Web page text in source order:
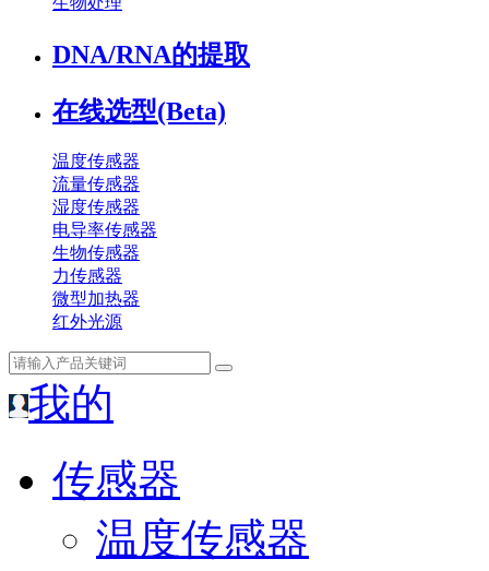
DNA/RNA的提取
在线选型(Beta)
温度传感器
流量传感器
湿度传感器
电导率传感器
生物传感器
力传感器
微型加热器
红外光源
我的
传感器
温度传感器